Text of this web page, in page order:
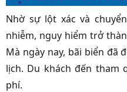
Nhờ sự lột xác và
nhiễm, nguy hiểm trở
Mà ngày nay, bãi biển đã
lịch. Du khách đến tham
phí.